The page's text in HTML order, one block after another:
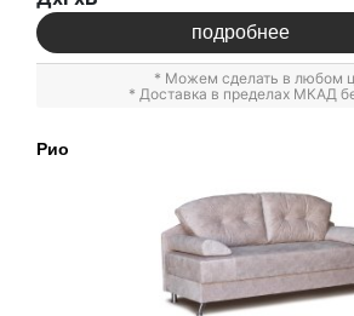
подробнее
* Можем сделать в любом
* Доставка в пределах МКАД
Рио